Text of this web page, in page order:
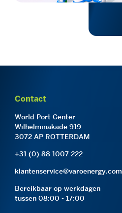
Contact
World Port Center
Wilhelminakade 919
3072 AP ROTTERDAM
+31 (0) 88 1007 222
klantenservice@varoenergy.com
Bereikbaar op werkdagen
tussen 08:00 - 17:00